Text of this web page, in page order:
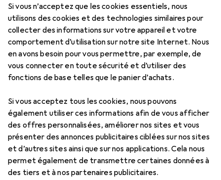
Si vous n’acceptez que les cookies essentiels, nous
utilisons des cookies et des technologies similaires pour
collecter des informations sur votre appareil et votre
comportement d’utilisation sur notre site Internet. Nous
en avons besoin pour vous permettre, par exemple, de
vous connecter en toute sécurité et d’utiliser des
fonctions de base telles que le panier d’achats.
Si vous acceptez tous les cookies, nous pouvons
également utiliser ces informations afin de vous afficher
des offres personnalisées, améliorer nos sites et vous
présenter des annonces publicitaires ciblées sur nos sites
et d’autres sites ainsi que sur nos applications. Cela nous
permet également de transmettre certaines données à
des tiers et à nos partenaires publicitaires.
15 images
REMISE QUANTITATIVE
30 17 Douille 3/8" 6 pans 17
mm
17 mm
Prix en EUR TVA incl.
EUR
11,46 économisezEUR
2,56
Évaluations